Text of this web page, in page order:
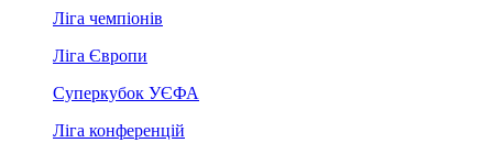
Ліга чемпіонів
Ліга Європи
Суперкубок УЄФА
Ліга конференцій